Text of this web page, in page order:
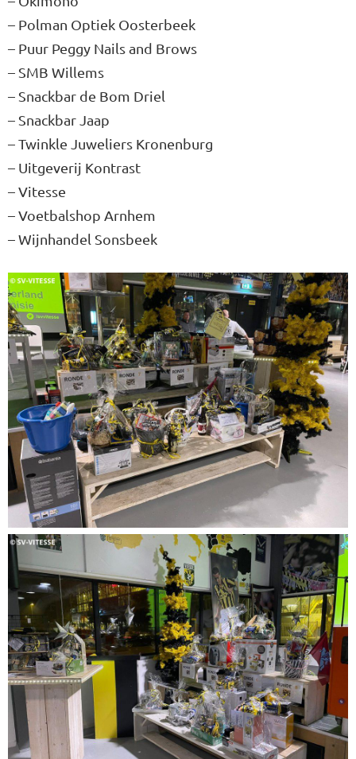
– Polman Optiek Oosterbeek
– Puur Peggy Nails and Brows
– SMB Willems
– Snackbar de Bom Driel
– Snackbar Jaap
– Twinkle Juweliers Kronenburg
– Uitgeverij Kontrast
– Vitesse
– Voetbalshop Arnhem
– Wijnhandel Sonsbeek